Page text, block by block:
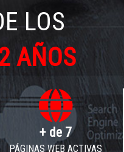
LOS
AÑOS
+ de 7
PÁGINAS WEB ACTIVAS